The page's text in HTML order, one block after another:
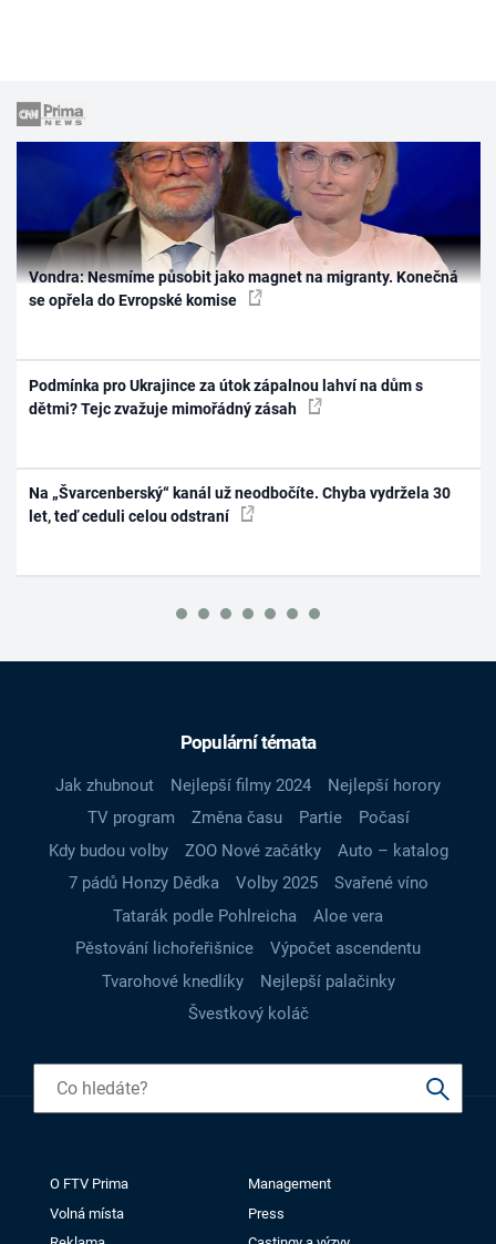
Vondra: Nesmíme působit jako magnet na migranty. Konečná
se opřela do Evropské komise
Podmínka pro Ukrajince za útok zápalnou lahví na dům s
dětmi? Tejc zvažuje mimořádný zásah
Na „Švarcenberský“ kanál už neodbočíte. Chyba vydržela 30
let, teď ceduli celou odstraní
Populární témata
Jak zhubnout Nejlepší filmy 2024
Nejlepší horory
TV program
Změna času Partie
Počasí
Kdy budou volby
ZOO Nové začátky
Auto – katalog
7 pádů Honzy Dědka
Volby 2025
Svařené víno
Tatarák podle Pohlreicha
Aloe vera
Pěstování lichořeřišnice
Výpočet ascendentu
Tvarohové knedlíky
Nejlepší palačinky
Švestkový koláč
O FTV Prima
Management
Volná místa
Press